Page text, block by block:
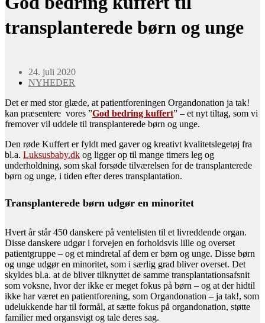
transplanterede børn og unge
24. juli 2020
NYHEDER
Det er med stor glæde, at patientforeningen Organdonation ja tak!
kan præsentere vores ”God bedring kuffert” – et nyt tiltag, som vi
fremover vil uddele til transplanterede børn og unge.
Den røde Kuffert er fyldt med gaver og kreativt kvalitetslegetøj fra
bl.a. Luksusbaby.dk og ligger op til mange timers leg og
underholdning, som skal forsøde tilværelsen for de transplanterede
børn og unge, i tiden efter deres transplantation.
Transplanterede børn udgør en minoritet
Hvert år står 450 danskere på ventelisten til et livreddende organ.
Disse danskere udgør i forvejen en forholdsvis lille og overset
patientgruppe – og et mindretal af dem er børn og unge. Disse børn
og unge udgør en minoritet, som i særlig grad bliver overset. Det
skyldes bl.a. at de bliver tilknyttet de samme transplantationsafsnit
som voksne, hvor der ikke er meget fokus på børn – og at der hidtil
ikke har været en patientforening, som Organdonation – ja tak!, som
udelukkende har til formål, at sætte fokus på organdonation, støtte
familier med organsvigt og tale deres sag.